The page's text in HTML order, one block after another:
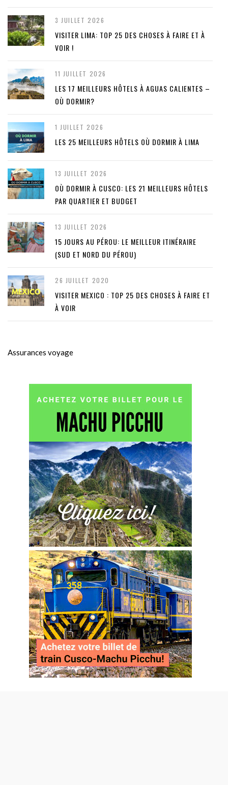
3 JUILLET 2026
VISITER LIMA: TOP 25 DES CHOSES À FAIRE ET À
VOIR !
11 JUILLET 2026
LES 17 MEILLEURS HÔTELS À AGUAS CALIENTES –
OÙ DORMIR?
1 JUILLET 2026
LES 25 MEILLEURS HÔTELS OÙ DORMIR À LIMA
13 JUILLET 2026
OÙ DORMIR À CUSCO: LES 21 MEILLEURS HÔTELS
PAR QUARTIER ET BUDGET
13 JUILLET 2026
15 JOURS AU PÉROU: LE MEILLEUR ITINÉRAIRE
(SUD ET NORD DU PÉROU)
26 JUILLET 2020
VISITER MEXICO : TOP 25 DES CHOSES À FAIRE ET
À VOIR
Assurances voyage